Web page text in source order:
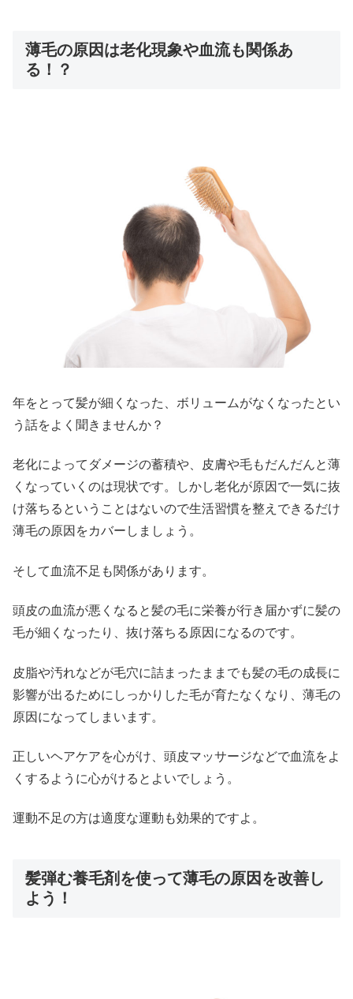
薄毛の原因は老化現象や血流も関係あ
る！？
年をとって髪が細くなった、ボリュームがなくなったとい
う話をよく聞きませんか？
老化によってダメージの蓄積や、皮膚や毛もだんだんと薄
くなっていくのは現状です。しかし老化が原因で一気に抜
け落ちるということはないので生活習慣を整えできるだけ
薄毛の原因をカバーしましょう。
そして血流不足も関係があります。
頭皮の血流が悪くなると髪の毛に栄養が行き届かずに髪の
毛が細くなったり、抜け落ちる原因になるのです。
皮脂や汚れなどが毛穴に詰まったままでも髪の毛の成長に
影響が出るためにしっかりした毛が育たなくなり、薄毛の
原因になってしまいます。
正しいヘアケアを心がけ、頭皮マッサージなどで血流をよ
くするように心がけるとよいでしょう。
運動不足の方は適度な運動も効果的ですよ。
髪弾む養毛剤を使って薄毛の原因を改善し
よう！